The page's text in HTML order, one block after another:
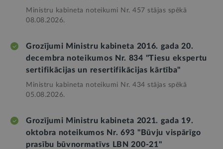
Ministru kabineta noteikumi Nr. 457 stājas spēkā
08.08.2026.
Grozījumi Ministru kabineta 2016. gada 20.
decembra noteikumos Nr. 834 "Tiesu ekspertu
sertifikācijas un resertifikācijas kārtība"
Ministru kabineta noteikumi Nr. 434 stājas spēkā
05.08.2026.
Grozījumi Ministru kabineta 2021. gada 19.
oktobra noteikumos Nr. 693 "Būvju vispārīgo
prasību būvnormatīvs LBN 200-21"